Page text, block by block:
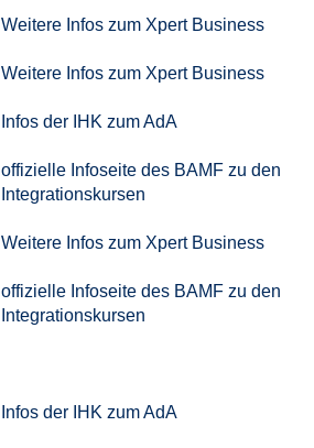
Weitere Infos zum Xpert Business
Weitere Infos zum Xpert Business
Infos der IHK zum AdA
offizielle Infoseite des BAMF zu den
Integrationskursen
Weitere Infos zum Xpert Business
offizielle Infoseite des BAMF zu den
Integrationskursen
Infos der IHK zum AdA